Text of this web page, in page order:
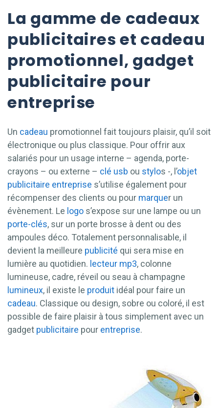
La gamme de cadeaux
publicitaires et cadeau
promotionnel, gadget
publicitaire pour
entreprise
Un cadeau promotionnel fait toujours plaisir, qu’il soit
électronique ou plus classique. Pour offrir aux
salariés pour un usage interne – agenda, porte-
crayons – ou externe – clé usb ou stylos -, l’objet
publicitaire entreprise s’utilise également pour
récompenser des clients ou pour marquer un
évènement. Le logo s’expose sur une lampe ou un
porte-clés, sur un porte brosse à dent ou des
ampoules déco. Totalement personnalisable, il
devient la meilleure publicité qui sera mise en
lumière au quotidien. lecteur mp3, colonne
lumineuse, cadre, réveil ou seau à champagne
lumineux, il existe le produit idéal pour faire un
cadeau. Classique ou design, sobre ou coloré, il est
possible de faire plaisir à tous simplement avec un
gadget publicitaire pour entreprise.